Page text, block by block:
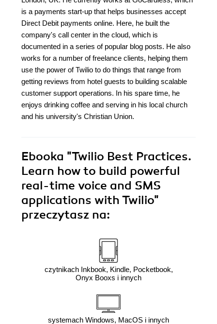
is a payments start-up that helps businesses accept
Direct Debit payments online. Here, he built the
company's call center in the cloud, which is
documented in a series of popular blog posts. He also
works for a number of freelance clients, helping them
use the power of Twilio to do things that range from
getting reviews from hotel guests to building scalable
customer support operations. In his spare time, he
enjoys drinking coffee and serving in his local church
and his university's Christian Union.
Ebooka "Twilio Best Practices.
Learn how to build powerful
real-time voice and SMS
applications with Twilio"
przeczytasz na:
czytnikach Inkbook, Kindle, Pocketbook,
Onyx Booxs i innych
systemach Windows, MacOS i innych